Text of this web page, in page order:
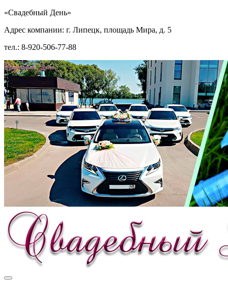
«Свадебный День»
Адрес компании: г. Липецк, площадь Мира, д. 5
тел.: 8-920-506-77-88